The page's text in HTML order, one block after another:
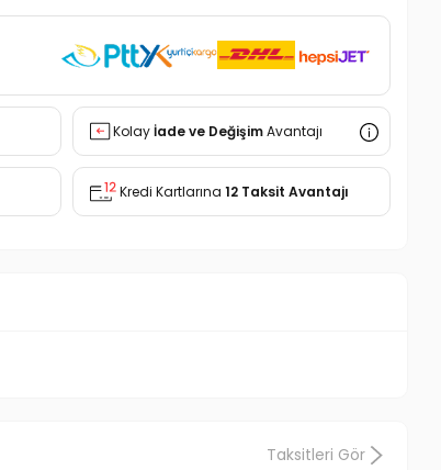
Kolayİade ve DeğişimAvantajı
Kredi Kartlarına 12 Taksit Avantajı
Taksitleri Gör